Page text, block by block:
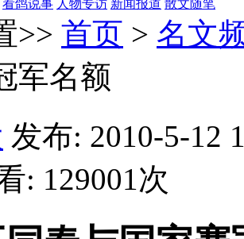
看鸽说事 人物专访 新闻报道 散文随笔
>> 首页 > 名文
军名额
发布: 2010-5-12
: 129001次